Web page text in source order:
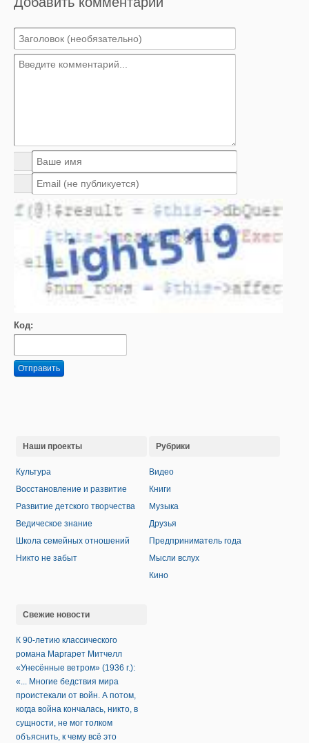
Код:
Отправить
Наши проекты
Культура
Восстановление и развитие
Развитие детского творчества
Ведическое знание
Школа семейных отношений
Никто не забыт
Рубрики
Видео
Книги
Музыка
Друзья
Предприниматель года
Мысли вслух
Кино
Свежие новости
К 90-летию классического
романа Маргарет Митчелл
«Унесённые ветром» (1936 г.):
«... Многие бедствия мира
проистекали от войн. А потом,
когда война кончалась, никто, в
сущности, не мог толком
объяснить, к чему всё это